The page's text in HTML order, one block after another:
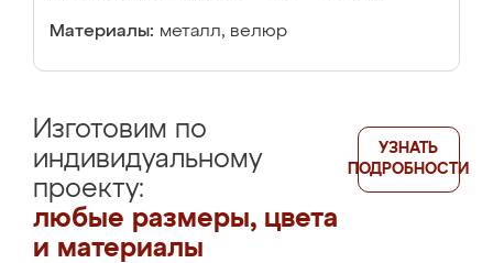
Материалы: металл, велюр
Изготовим по
индивидуальному
проекту:
любые размеры, цвета
и материалы
УЗНАТЬ
ПОДРОБНОСТИ